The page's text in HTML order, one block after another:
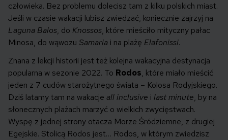
człowieka. Bez problemu dolecisz tam z kilku polskich miast.
Jeśli w czasie wakacji lubisz zwiedzać, koniecznie zajrzyj na
Laguna Balos, do Knossos, które mieściło mityczny pałac
Minosa, do wąwozu Samaria i na plażę Elafonissi.
Znana z lekcji historii jest też kolejna wakacyjna destynacja
popularna w sezonie 2022. To Rodos, które miało mieścić
jeden z 7 cudów starożytnego świata – Kolosa Rodyjskiego.
Dziś latamy tam na wakacje all inclusive i last minute, by na
słonecznych plażach marzyć o wielkich zwycięstwach.
Wyspę z jednej strony otacza Morze Śródziemne, z drugiej
Egejskie. Stolicą Rodos jest… Rodos, w którym zwiedzisz